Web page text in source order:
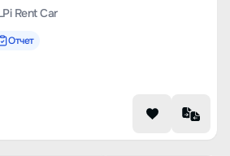
Rent Car
Отчет